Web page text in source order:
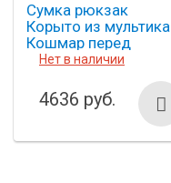
Сумка рюкзак
Корыто из мультика
Кошмар перед
Рождеством Barrel
Christmas Loungefly
Нет в наличии
4636 руб.